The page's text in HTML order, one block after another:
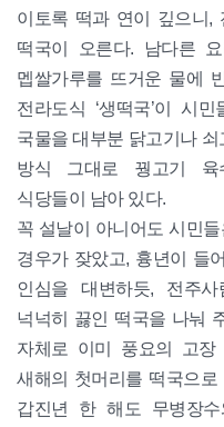
이토록 떡과 연이 깊으니,
떡국이 오른다. 남다른
멥쌀가루를 뜨거운 물에
전라도식 ‘생떡국’이 시
국물을 대부분 닭고기나
방식 그대로 꿩고기 육
식당들이 남아 있다.
꼭 설날이 아니어도 시민
경우가 잦았고, 흉년이 들
인심을 대변하듯, 전주
넉넉히 끓인 떡국을 나눠
자체로 이미 풍요의 고장
새해의 첫머리를 떡국으로
갑진년 한 해도 무병장